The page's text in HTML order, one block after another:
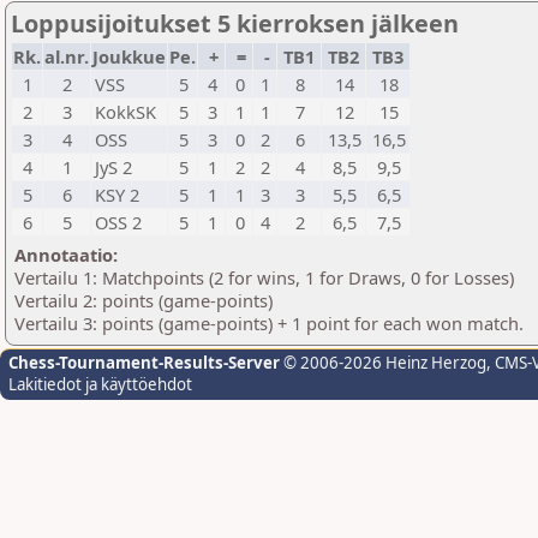
Loppusijoitukset 5 kierroksen jälkeen
Rk.al.nr. Joukkue Pe. + = - TB1 TB2 TB3
1
2 VSS 5 4 0 1 8 14
18
2
3 KokkSK 5 3 1 1 7 12
15
3
4 OSS 5 3 0 2 6 13,5 16,5
4
1 JyS 2 5 1 2 2 4 8,5
9,5
5
6 KSY 2 5 1 1 3 3 5,5
6,5
6
5 OSS 2 5 1 0 4 2 6,5
7,5
Annotaatio:
Vertailu 1: Matchpoints (2 for wins, 1 for Draws, 0 for Losses)
Vertailu 2: points (game-points)
Vertailu 3: points (game-points) + 1 point for each won match.
Chess-Tournament-Results-Server© 2006-2026 Heinz Herzog,
Lakitiedot ja käyttöehdot